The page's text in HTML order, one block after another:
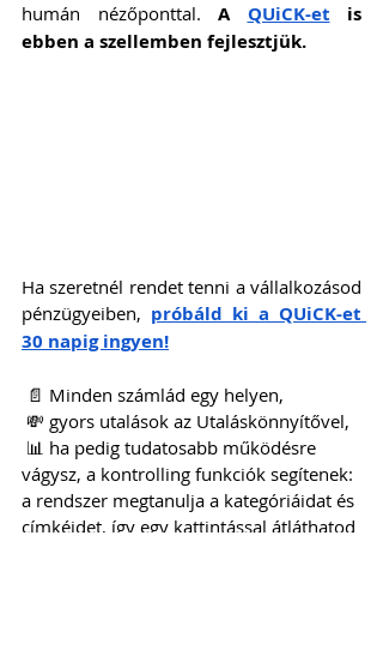
humán nézőponttal. A QUiCK-et is
ebben a szellemben fejlesztjük.
Ha szeretnél rendet tenni a vállalkozásod
pénzügyeiben, próbáld ki a QUiCK-et
30 napig ingyen!
📄 Minden számlád egy helyen,
💸 gyors utalások az Utaláskönnyítővel,
📊 ha pedig tudatosabb működésre
vágysz, a kontrolling funkciók segítenek:
a rendszer megtanulja a kategóriáidat és
címkéidet, így egy kattintással átláthatod